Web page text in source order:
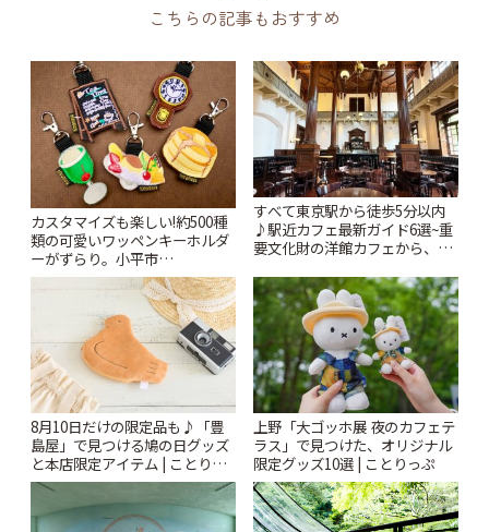
こちらの記事もおすすめ
カスタマイズも楽しい!約500種
類の可愛いワッペンキーホルダ
ーがずらり。小平市
「Kimamaya T&K」 | ことりっ
すべて東京駅から徒歩5分以内
♪駅近カフェ最新ガイド6選~重
要文化財の洋館カフェから、改
りっぷ
8月10日だけの限定品も♪「豊
島屋」で見つける鳩の日グッズ
と本店限定アイテム | ことりっ
ぷ
上野「大ゴッホ展 夜のカフェテ
ラス」で見つけた、オリジナル
限定グッズ10選 | ことりっぷ